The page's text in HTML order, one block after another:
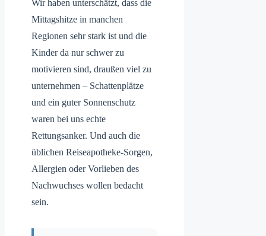
Wir haben unterschätzt, dass die
Mittagshitze in manchen
Regionen sehr stark ist und die
Kinder da nur schwer zu
motivieren sind, draußen viel zu
unternehmen – Schattenplätze
und ein guter Sonnenschutz
waren bei uns echte
Rettungsanker. Und auch die
üblichen Reiseapotheke-Sorgen,
Allergien oder Vorlieben des
Nachwuchses wollen bedacht
sein.